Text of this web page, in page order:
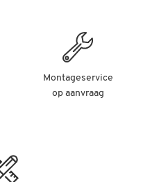
Montageservice
op aanvraag